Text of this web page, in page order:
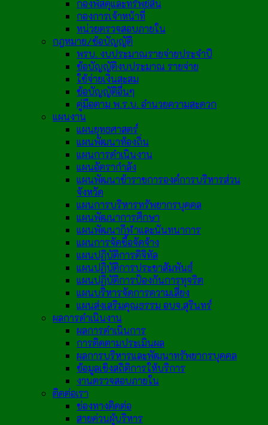
กองพัสดุและทรัพย์สิน
กองการเจ้าหน้าที่
หน่วยตรวจสอบภายใน
กฎหมาย/ข้อบัญญัติ
พรบ. งบประมาณรายจ่ายประจำปี
ข้อบัญญัติงบประมาณ รายจ่าย
ใช้จ่ายเงินสะสม
ข้อบัญญัติอื่นๆ
คู่มือตาม พ.ร.บ. อำนวยความสะดวก
แผนงาน
แผนยุทธศาสตร์
แผนพัฒนาท้องถิ่น
แผนการดำเนินงาน
แผนอัตรากำลัง
แผนพัฒนาข้าราชการองค์การบริหารส่วน
จังหวัด
แผนการบริหารทรัพยากรบุคคล
แผนพัฒนาการศึกษา
แผนพัฒนากีฬาและนันทนาการ
แผนการจัดซื้อจัดจ้าง
แผนปฏิบัติการดิจิทัล
แผนปฏิบัติการประชาสัมพันธ์
แผนปฏิบัติการป้องกันการทุจริต
แผนบริหารจัดการความเสี่ยง
แผนส่งเสริมคุณธรรม อบจ.สุรินทร์
ผลการดำเนินงาน
ผลการดำเนินการ
การติดตามประเมินผล
ผลการบริหารและพัฒนาทรัพยากรบุคคล
ข้อมูลเชิงสถิติการให้บริการ
งานตรวจสอบภายใน
ติดต่อเรา
ช่องทางติดต่อ
สายด่วนผู้บริหาร